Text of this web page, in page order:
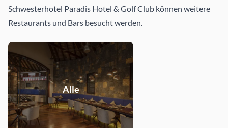
Schwesterhotel Paradis Hotel & Golf Club können weitere
Restaurants und Bars besucht werden.
Alle